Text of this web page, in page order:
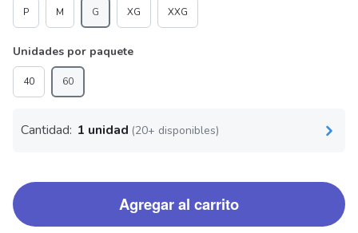
P M G XG XXG
Unidades por paquete
40 60
Cantidad: 1 unidad (20+ disponibles)
Agregar al carrito